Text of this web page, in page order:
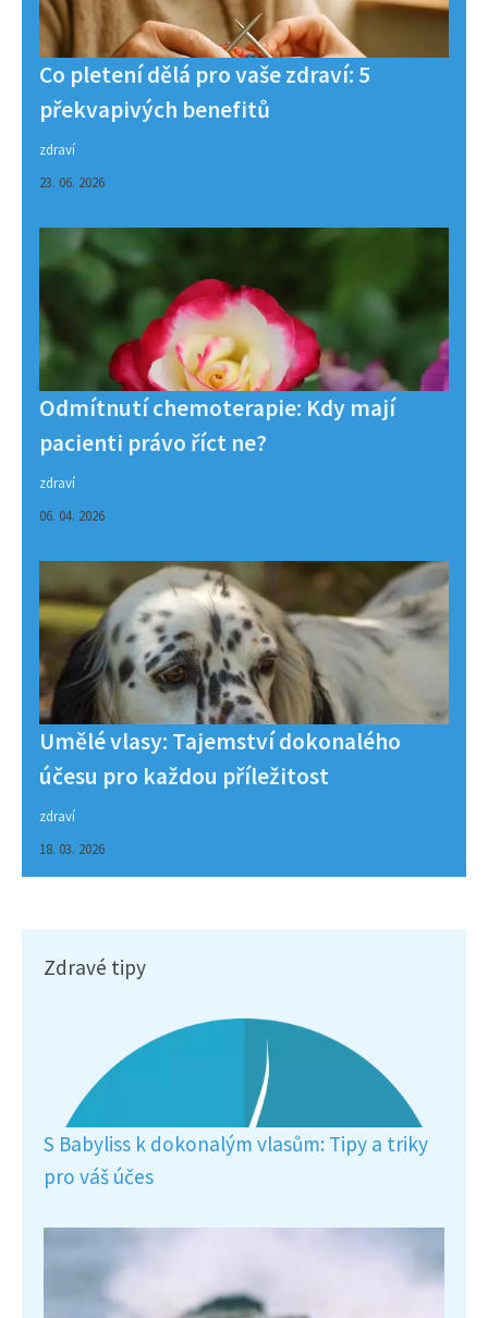
Co pletení dělá pro vaše zdraví: 5
překvapivých benefitů
zdraví
23. 06. 2026
Odmítnutí chemoterapie: Kdy mají
pacienti právo říct ne?
zdraví
06. 04. 2026
Umělé vlasy: Tajemství dokonalého
účesu pro každou příležitost
zdraví
18. 03. 2026
Zdravé tipy
S Babyliss k dokonalým vlasům: Tipy a triky
pro váš účes